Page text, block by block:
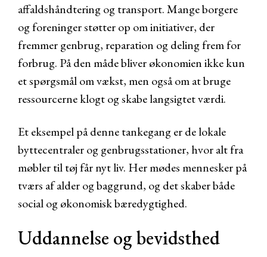
affaldshåndtering og transport. Mange borgere
og foreninger støtter op om initiativer, der
fremmer genbrug, reparation og deling frem for
forbrug. På den måde bliver økonomien ikke kun
et spørgsmål om vækst, men også om at bruge
ressourcerne klogt og skabe langsigtet værdi.
Et eksempel på denne tankegang er de lokale
byttecentraler og genbrugsstationer, hvor alt fra
møbler til tøj får nyt liv. Her mødes mennesker på
tværs af alder og baggrund, og det skaber både
social og økonomisk bæredygtighed.
Uddannelse og bevidsthed